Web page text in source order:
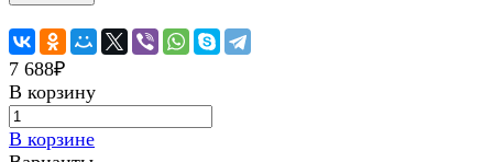
7 688₽
В корзину
В корзине